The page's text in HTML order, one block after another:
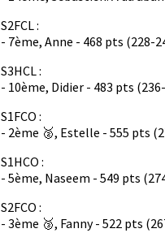
S2FCL :
- 7ème, Anne - 468 pts (228-
S3HCL :
- 10ème, Didier - 483 pts
S1FCO :
- 2ème 🥈, Estelle - 555 pts
S1HCO :
- 5ème, Naseem - 549 pts
S2FCO :
- 3ème 🥉, Fanny - 522 pts